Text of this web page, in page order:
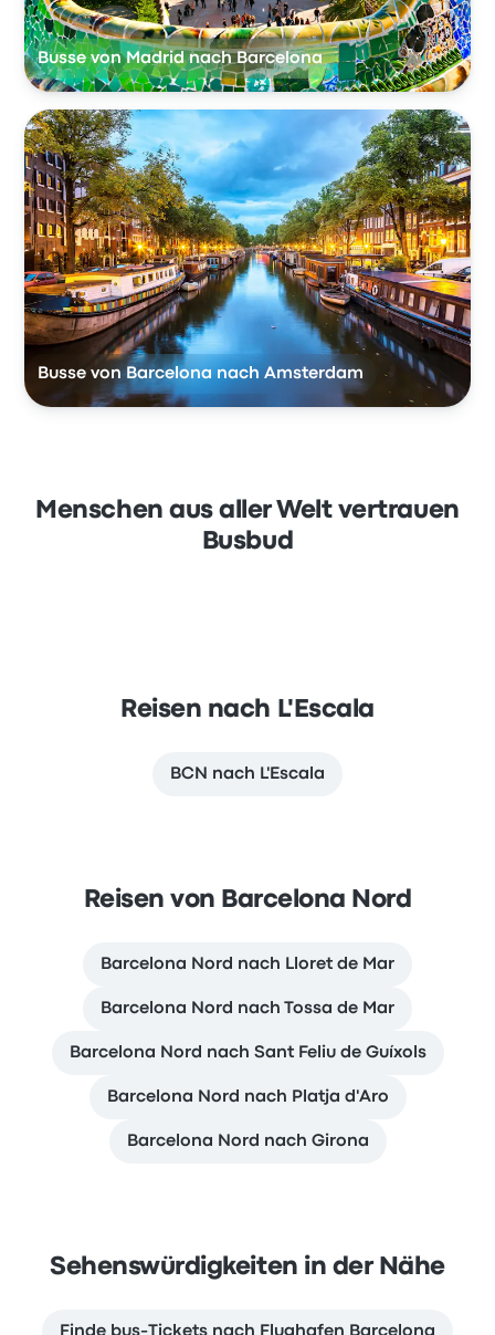
Busse von Madrid nach Barcelona
Busse von Barcelona nach Amsterdam
Menschen aus aller Welt vertrauen
Busbud
Reisen nach L'Escala
BCN nach L'Escala
Reisen von Barcelona Nord
Barcelona Nord nach Lloret de Mar
Barcelona Nord nach Tossa de Mar
Barcelona Nord nach Sant Feliu de Guíxols
Barcelona Nord nach Platja d'Aro
Barcelona Nord nach Girona
Sehenswürdigkeiten in der Nähe
Finde bus-Tickets nach Flughafen Barcelona